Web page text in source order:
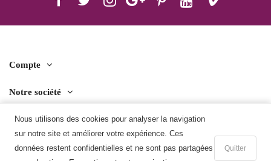
Nous utilisons des cookies pour analyser la navigation
sur notre site et améliorer votre expérience. Ces
données restent confidentielles et ne sont pas partagées
Quitter
Compte
Notre société
Contact us
Télécharger l'application mobile